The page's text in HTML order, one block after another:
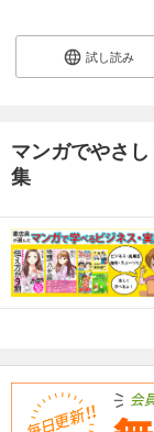
試し読み
マンガでやさ
集